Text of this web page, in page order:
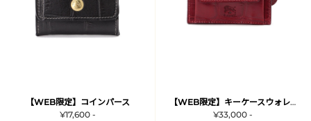
【WEB限定】コインパース
¥17,600 -
【WEB限定】キーケースウォレット
¥33,000 -